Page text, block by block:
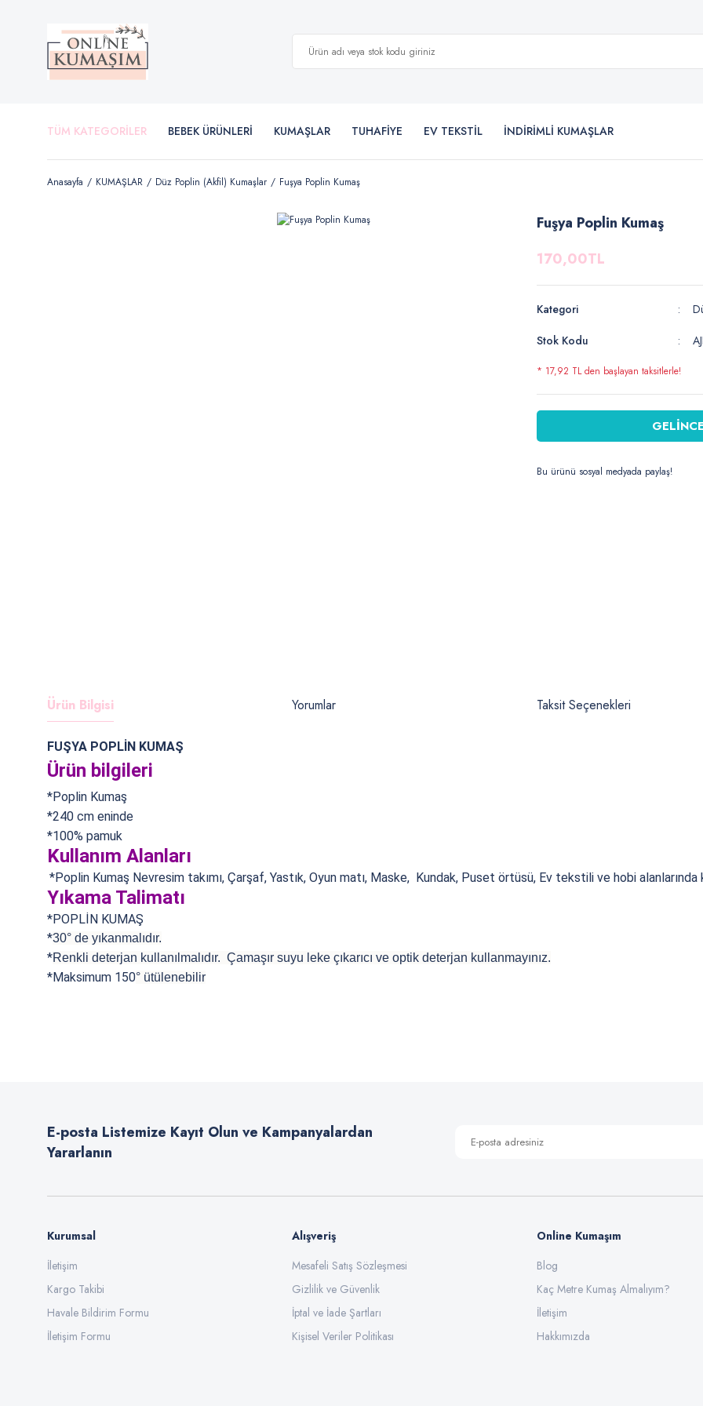
TÜM KATEGORİLER BEBEK ÜRÜNLERİ KUMAŞLAR TUHAFİYE EV TEKSTİL İNDİRİMLİ KUMAŞLAR
Anasayfa KUMAŞLAR Düz Poplin (Akfil) Kumaşlar Fuşya Poplin Kumaş
Fuşya Poplin Kumaş
170,00TL
Kategori
Stok Kodu
* 17,92 TL den başlayan taksitlerle!
Bu ürünü sosyal medyada paylaş!
Ürün Bilgisi Yorumlar Taksit Seçenekleri
FUŞYA POPLİN KUMAŞ
Ürün bilgileri
*Poplin Kumaş
*240 cm eninde
*100% pamuk
Kullanım Alanları
*Poplin Kumaş Nevresim takımı, Çarşaf, Yastık, Oyun matı, Maske, Kundak, Puset örtüsü, Ev tekstili ve hobi alanlarında
Yıkama Talimatı
*POPLİN KUMAŞ
*30° de yıkanmalıdır.
*Renkli deterjan kullanılmalıdır. Çamaşır suyu leke çıkarıcı ve optik deterjan kullanmayınız.
*Maksimum 150° ütülenebilir
Ürün bilgilerinde hatalar bulunuyor.
Ürün fiyatı diğer sitelerden daha pahalı.
Gönder
E-posta Listemize Kayıt Olun ve Kampanyalardan
Yararlanın
Kurumsal
İletişim
Kargo Takibi
Havale Bildirim Formu
İletişim Formu
Alışveriş
Mesafeli Satış Sözleşmesi
Gizlilik ve Güvenlik
İptal ve İade Şartları
Kişisel Veriler Politikası
Online Kumaşım
Blog
Kaç Metre Kumaş Almalıyım?
İletişim
Hakkımızda